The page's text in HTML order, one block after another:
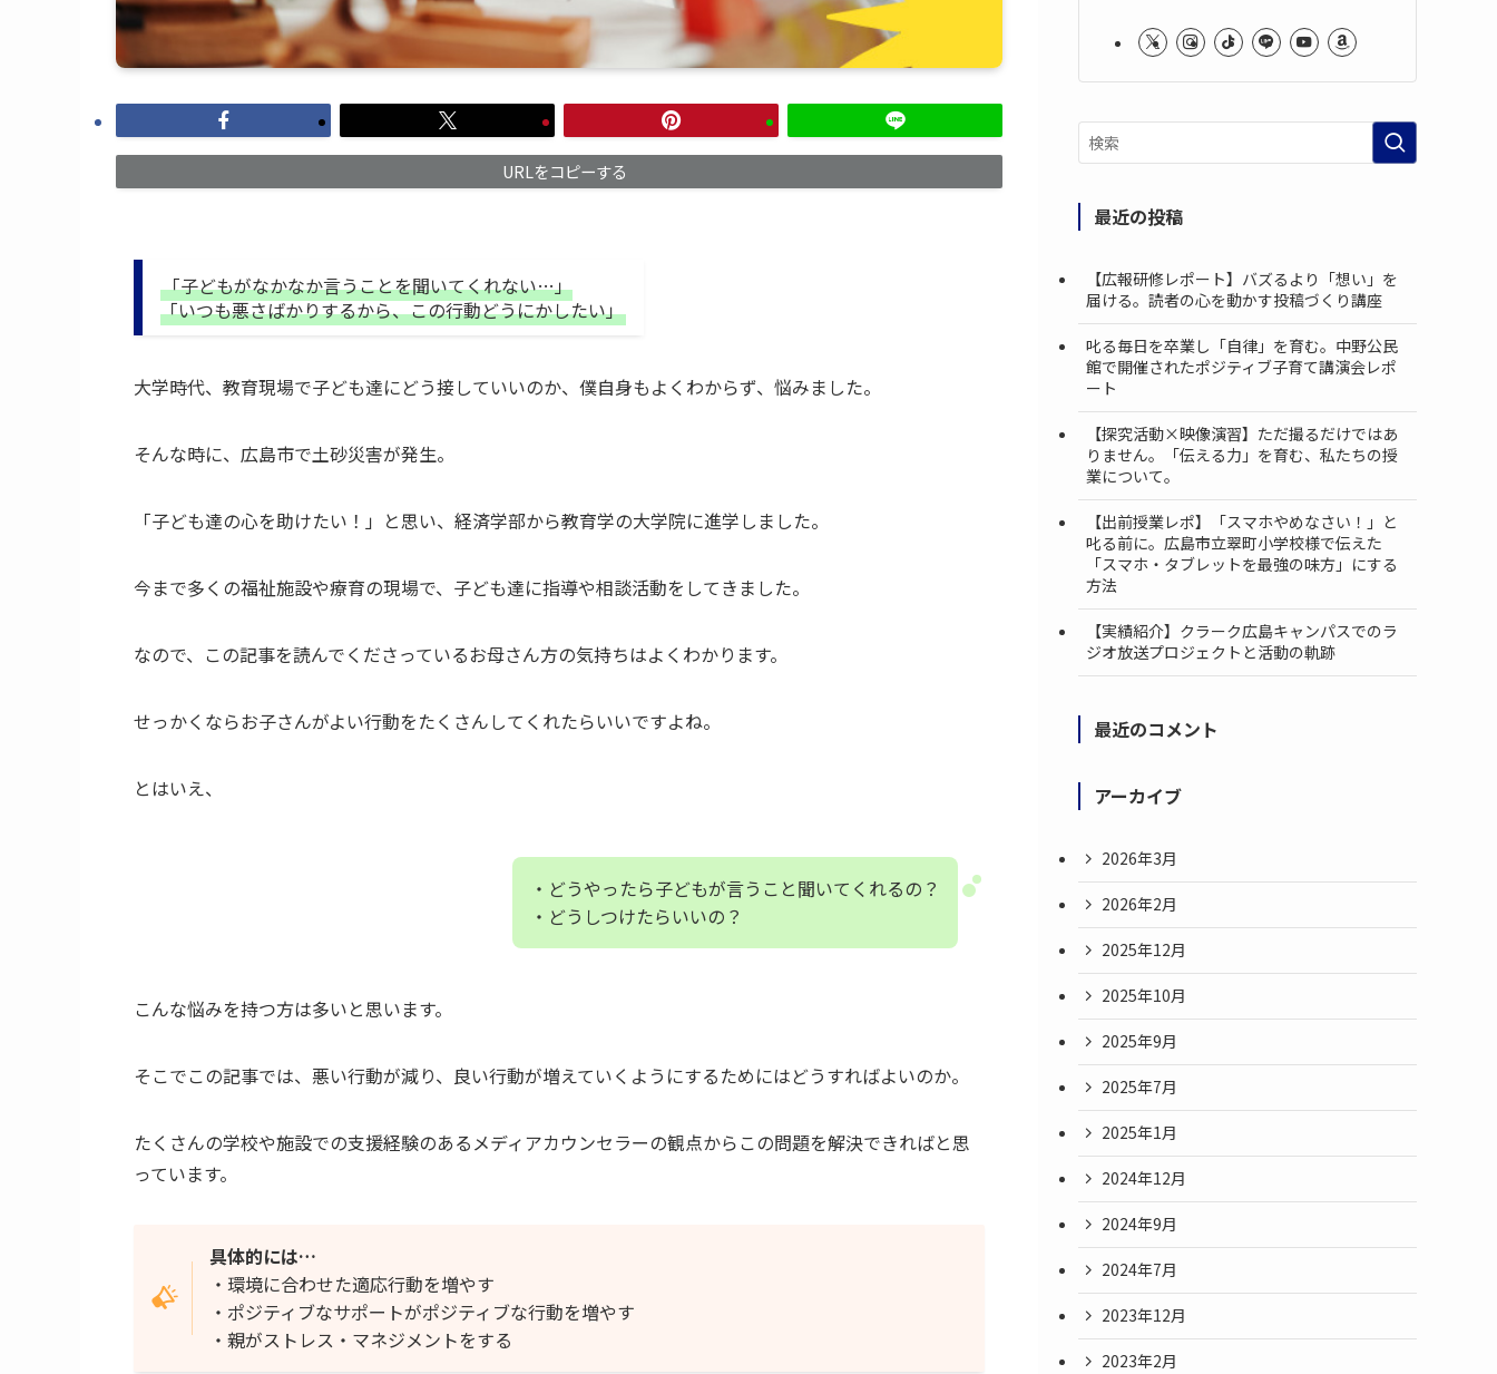
URLをコピーする
「子どもがなかなか言うことを聞いてくれない…」
「いつも悪さばかりするから、この行動どうにかしたい」
大学時代、教育現場で子ども達にどう接していいのか、僕自身もよくわからず、悩みました。
そんな時に、広島市で土砂災害が発生。
「子ども達の心を助けたい！」と思い、経済学部から教育学の大学院に進学しました。
今まで多くの福祉施設や療育の現場で、子ども達に指導や相談活動をしてきました。
なので、この記事を読んでくださっているお母さん方の気持ちはよくわかります。
せっかくならお子さんがよい行動をたくさんしてくれたらいいですよね。
とはいえ、
・どうやったら子どもが言うこと聞いてくれるの？
・どうしつけたらいいの？
こんな悩みを持つ方は多いと思います。
そこでこの記事では、悪い行動が減り、良い行動が増えていくようにするためにはどうすればよいのか。
たくさんの学校や施設での支援経験のあるメディアカウンセラーの観点からこの問題を解決できればと思
っています。
具体的には…
・環境に合わせた適応行動を増やす
・ポジティブなサポートがポジティブな行動を増やす
・親がストレス・マネジメントをする
最近の投稿
【広報研修レポート】バズるより「想い」を
届ける。読者の心を動かす投稿づくり講座
叱る毎日を卒業し「自律」を育む。中野公民
館で開催されたポジティブ子育て講演会レポ
ート
【探究活動×映像演習】ただ撮るだけではあ
りません。「伝える力」を育む、私たちの授
業について。
【出前授業レポ】「スマホやめなさい！」と
叱る前に。広島市立翠町小学校様で伝えた
「スマホ・タブレットを最強の味方」にする
方法
【実績紹介】クラーク広島キャンパスでのラ
ジオ放送プロジェクトと活動の軌跡
最近のコメント
アーカイブ
2026年3月
2026年2月
2025年12月
2025年10月
2025年9月
2025年7月
2025年1月
2024年12月
2024年9月
2024年7月
2023年12月
2023年2月